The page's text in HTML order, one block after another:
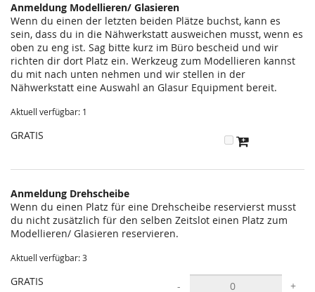
Anmeldung Modellieren/ Glasieren
Wenn du einen der letzten beiden Plätze buchst, kann es
sein, dass du in die Nähwerkstatt ausweichen musst, wenn es
oben zu eng ist. Sag bitte kurz im Büro bescheid und wir
richten dir dort Platz ein. Werkzeug zum Modellieren kannst
du mit nach unten nehmen und wir stellen in der
Nähwerkstatt eine Auswahl an Glasur Equipment bereit.
Aktuell verfügbar: 1
GRATIS
Anmeldung Drehscheibe
Wenn du einen Platz für eine Drehscheibe reservierst musst
du nicht zusätzlich für den selben Zeitslot einen Platz zum
Modellieren/ Glasieren reservieren.
Aktuell verfügbar: 3
GRATIS - +